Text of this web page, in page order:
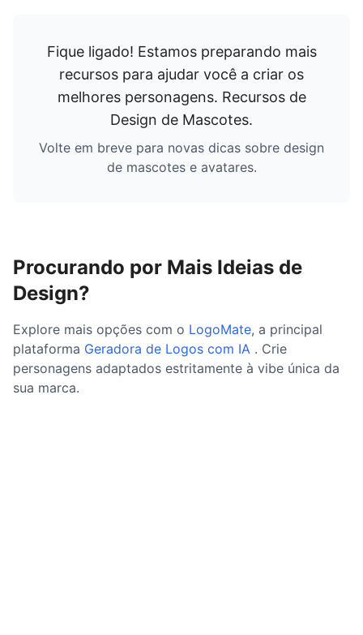
Fique ligado! Estamos preparando mais
recursos para ajudar você a criar os
melhores personagens. Recursos de
Design de Mascotes.
Volte em breve para novas dicas sobre design
de mascotes e avatares.
Procurando por Mais Ideias de
Design?
Explore mais opções com o LogoMate, a principal
plataforma Geradora de Logos com IA . Crie
personagens adaptados estritamente à vibe única da
sua marca.